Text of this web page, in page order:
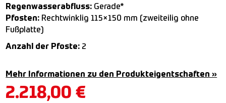
Regenwasserabfluss: Gerade*
Pfosten: Rechtwinklig 115×150 mm (zweiteilig ohne
Fußplatte)
Anzahl der Pfoste: 2
Mehr Informationen zu den Produkteigentschaften »
2.218,00 €